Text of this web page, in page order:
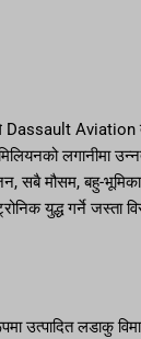
Aviation
लगानीमा
सबै मौसम, बहु-
युद्ध गर्ने जस्ता
उत्पादित लडाकु